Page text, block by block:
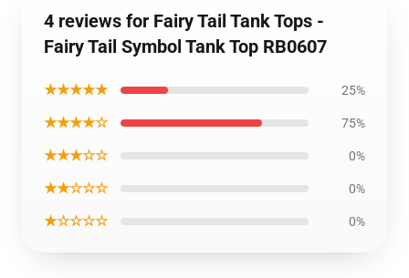
4 reviews for Fairy Tail Tank Tops -
Fairy Tail Symbol Tank Top RB0607
★★★★★ 25%
★★★★☆ 75%
★★★☆☆ 0%
★★☆☆☆ 0%
★☆☆☆☆ 0%